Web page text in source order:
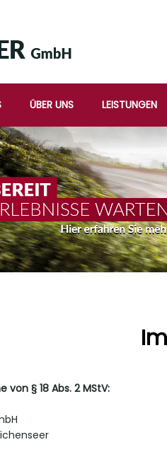
ÜBER UNS LEISTUNGEN
§ 18 Abs. 2 MStV: